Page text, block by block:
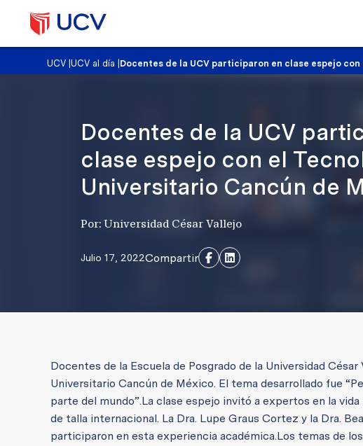
UCV |UCV al día Docentes de la UCV participaron en clase espejo
Docentes de la UCV
clase espejo con el
Universitario Cancún de
Por: Universidad César Vallejo
Julio 17, 2022Compartir
Docentes de la Escuela de Posgrado de la Universidad
Universitario Cancún de México. El tema desarrollado fue
parte del mundo”.La clase espejo invitó a expertos en la
de talla internacional. La Dra. Lupe Graus Cortez y la Dra.
participaron en esta experiencia académica.Los temas de